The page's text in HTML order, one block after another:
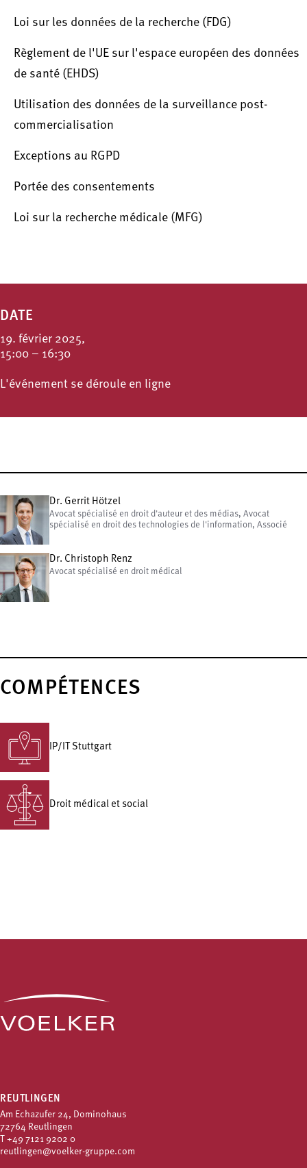
Loi sur les données de la recherche (FDG)
Règlement de l'UE sur l'espace européen des données
de santé (EHDS)
Utilisation des données de la surveillance post-
commercialisation
Exceptions au RGPD
Portée des consentements
Loi sur la recherche médicale (MFG)
DATE
19. février 2025,
15:00 – 16:30
L'événement se déroule en ligne
Dr. Gerrit Hötzel
Avocat spécialisé en droit d'auteur et des médias, Avocat
spécialisé en droit des technologies de l'information, Associé
Dr. Christoph Renz
Avocat spécialisé en droit médical
COMPÉTENCES
IP/IT Stuttgart
Droit médical et social
REUTLINGEN
Am Echazufer 24, Dominohaus
72764 Reutlingen
T +49 7121 9202 0
reutlingen@voelker-gruppe.com